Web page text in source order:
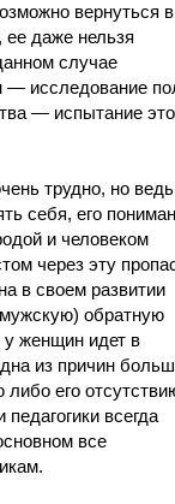
вернуться в
ее даже нельзя
случае
— исследование
— испытание
трудно, но ведь
себя, его
и человеком
через эту
в своем развитии
обратную
у женщин идет в
из причин
либо его
всегда
все